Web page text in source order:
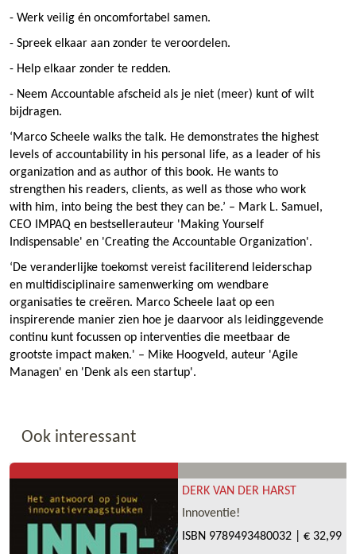
- Werk veilig én oncomfortabel samen.
- Spreek elkaar aan zonder te veroordelen.
- Help elkaar zonder te redden.
- Neem Accountable afscheid als je niet (meer) kunt of wilt
bijdragen.
‘Marco Scheele walks the talk. He demonstrates the highest
levels of accountability in his personal life, as a leader of his
organization and as author of this book. He wants to
strengthen his readers, clients, as well as those who work
with him, into being the best they can be.’ – Mark L. Samuel,
CEO IMPAQ en bestsellerauteur 'Making Yourself
Indispensable' en 'Creating the Accountable Organization'.
‘De veranderlijke toekomst vereist faciliterend leiderschap
en multidisciplinaire samenwerking om wendbare
organisaties te creëren. Marco Scheele laat op een
inspirerende manier zien hoe je daarvoor als leidinggevende
continu kunt focussen op interventies die meetbaar de
grootste impact maken.' – Mike Hoogveld, auteur 'Agile
Managen' en 'Denk als een startup'.
Ook interessant
DERK VAN DER HARST
Innoventie!
ISBN 9789493480032 € 32,99